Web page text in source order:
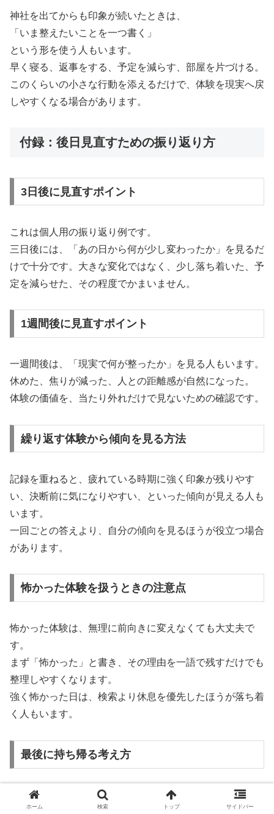
神社を出てからも印象が続いたときは、
「いま整えたいことを一つ書く」
という形を使う人もいます。
早く寝る、返事をする、予定を減らす、部屋を片づける。
このくらいの小さな行動を添えるだけで、体験を現実へ戻
しやすくなる場合があります。
付録：後日見直すための振り返り方
3日後に見直すポイント
これは個人用の振り返り例です。
三日後には、「あの日から何が少し変わったか」を見るだ
けで十分です。大きな変化ではなく、少し落ち着いた、予
定を減らせた、その程度でかまいません。
1週間後に見直すポイント
一週間後は、「現実で何が整ったか」を見る人もいます。
休めた、焦りが減った、人との距離感が自然になった。
体験の価値を、当たり外れだけで見ないための確認です。
繰り返す体験から傾向を見る方法
記録を重ねると、疲れている時期に強く印象が残りやす
い、決断前に気になりやすい、といった傾向が見える人も
います。
一回ごとの答えより、自分の傾向を見るほうが役立つ場合
があります。
怖かった体験を扱うときの注意点
怖かった体験は、無理に前向きに変えなくても大丈夫で
す。
まず「怖かった」と書き、その理由を一語で残すだけでも
整理しやすくなります。
強く怖かった日は、検索より休息を優先したほうが落ち着
く人もいます。
最後に持ち帰る考え方
個人差はありますが、神社でカラスが気になった体験は、
「答えを当てること」より「自分を整えること」に使った
ホーム 検索 トップ サイドバー